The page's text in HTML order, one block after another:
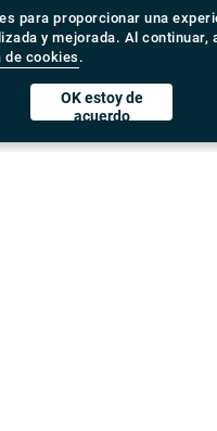
para proporcionar una
y mejorada. Al continuar,
de cookies .
OK estoy de
acuerdo